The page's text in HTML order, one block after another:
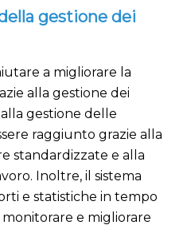
gestione dei
a migliorare la
alla gestione dei
gestione delle
raggiunto grazie alla
standardizzate e alla
Inoltre, il sistema
e statistiche in tempo
e migliorare